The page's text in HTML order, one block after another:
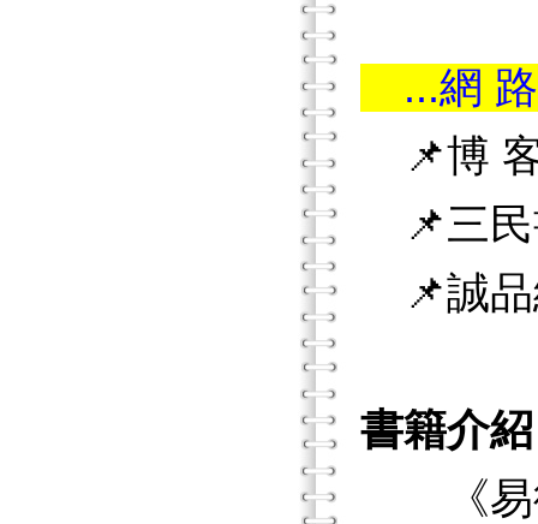
...網
📌博
📌三民
📌誠品
書籍介紹
《易術